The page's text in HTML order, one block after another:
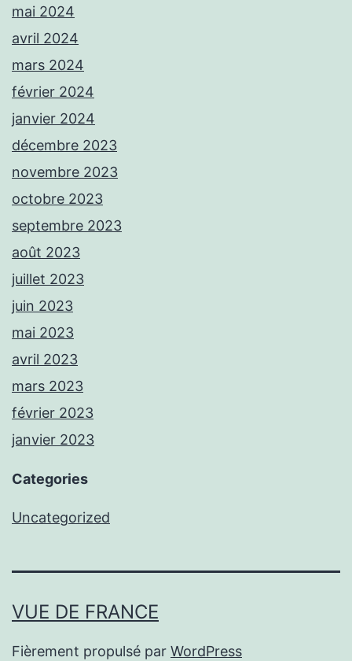
mai 2024
avril 2024
mars 2024
février 2024
janvier 2024
décembre 2023
novembre 2023
octobre 2023
septembre 2023
août 2023
juillet 2023
juin 2023
mai 2023
avril 2023
mars 2023
février 2023
janvier 2023
Categories
Uncategorized
VUE DE FRANCE
Fièrement propulsé par WordPress